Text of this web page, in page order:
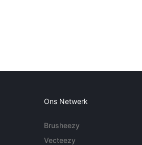
Ons Netwerk
Brusheezy
Vecteezy